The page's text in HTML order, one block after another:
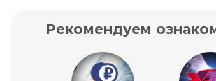
Рекомендуем